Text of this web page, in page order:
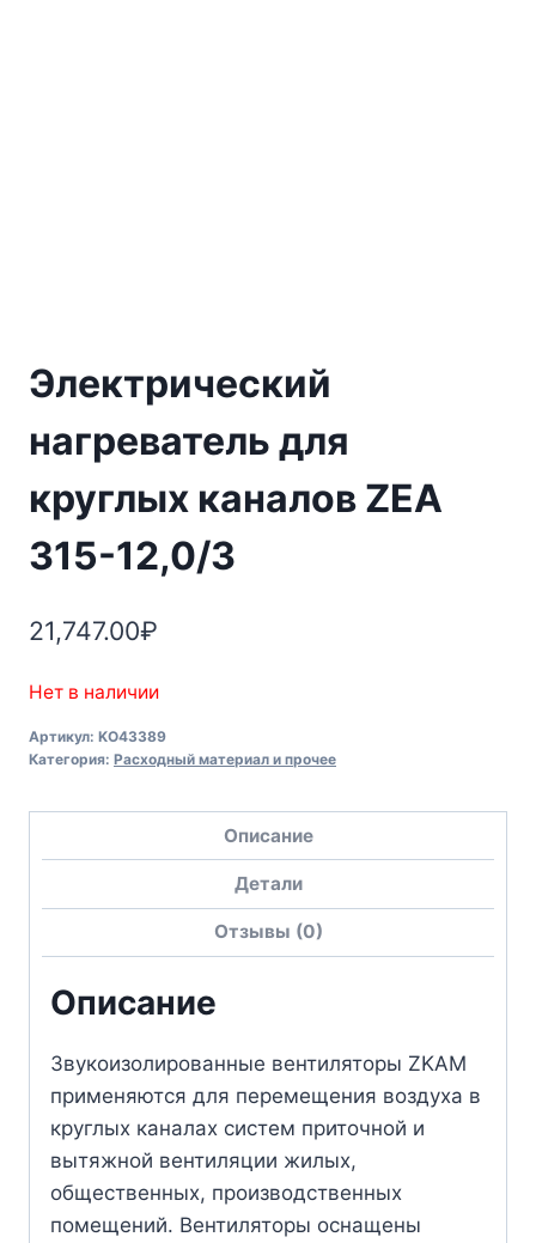
Электрический
нагреватель для
круглых каналов ZEA
315-12,0/3
21,747.00₽
Нет в наличии
Артикул: KO43389
Категория: Расходный материал и прочее
Описание
Детали
Отзывы (0)
Описание
Звукоизолированные вентиляторы ZKAM
применяются для перемещения воздуха в
круглых каналах систем приточной и
вытяжной вентиляции жилых,
общественных, производственных
помещений. Вентиляторы оснащены